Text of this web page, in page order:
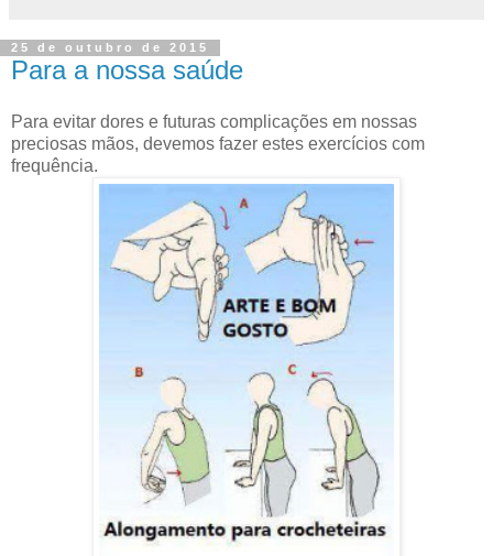
25 de outubro de 2015
Para a nossa saúde
Para evitar dores e futuras complicações em nossas
preciosas mãos, devemos fazer estes exercícios com
frequência.